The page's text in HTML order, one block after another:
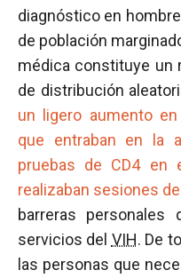
diagnóstico en
de población
médica constituye un
de distribución
un ligero aumento
que entraban en la
pruebas de CD4
realizaban sesiones de
barreras
servicios del VIH. De
las personas que